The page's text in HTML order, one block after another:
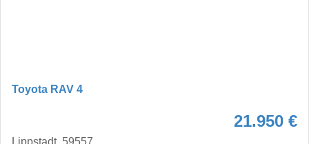
Toyota RAV 4
21.950 €
Lippstadt, 59557